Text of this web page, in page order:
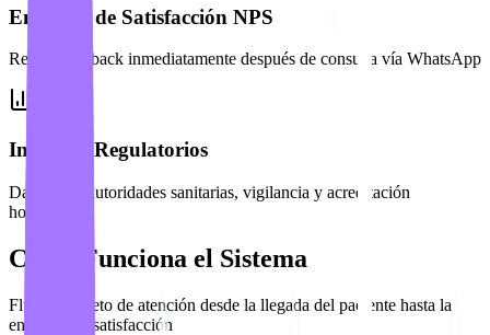
Encuesta de Satisfacción NPS
Recoja feedback inmediatamente después de consulta vía WhatsApp
Informes Regulatorios
Datos para autoridades sanitarias, vigilancia y acreditación
hospitalaria
Cómo Funciona el Sistema
Flujo completo de atención desde la llegada del paciente hasta la
encuesta de satisfacción